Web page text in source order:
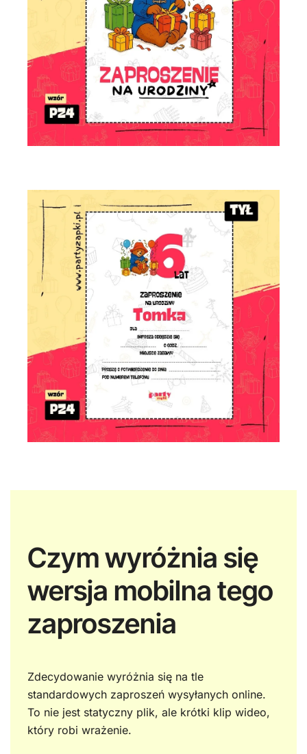
Czym wyróżnia się
wersja mobilna tego
zaproszenia
Zdecydowanie wyróżnia się na tle
standardowych zaproszeń wysyłanych online.
To nie jest statyczny plik, ale krótki klip wideo,
który robi wrażenie.